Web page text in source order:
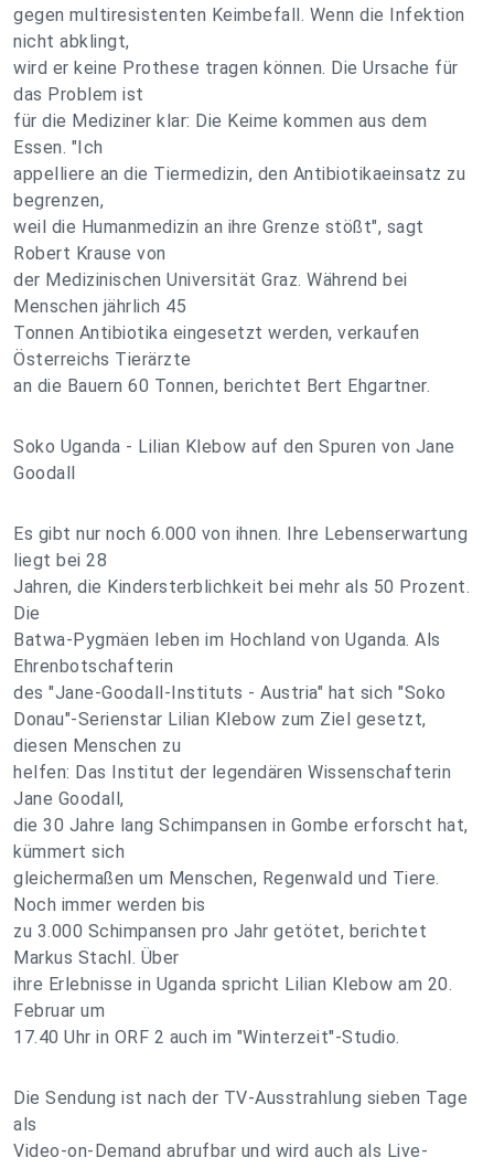
gegen multiresistenten Keimbefall. Wenn die Infektion
nicht abklingt,
wird er keine Prothese tragen können. Die Ursache für
das Problem ist
für die Mediziner klar: Die Keime kommen aus dem
Essen. "Ich
appelliere an die Tiermedizin, den Antibiotikaeinsatz zu
begrenzen,
weil die Humanmedizin an ihre Grenze stößt", sagt
Robert Krause von
der Medizinischen Universität Graz. Während bei
Menschen jährlich 45
Tonnen Antibiotika eingesetzt werden, verkaufen
Österreichs Tierärzte
an die Bauern 60 Tonnen, berichtet Bert Ehgartner.
Soko Uganda - Lilian Klebow auf den Spuren von Jane
Goodall
Es gibt nur noch 6.000 von ihnen. Ihre Lebenserwartung
liegt bei 28
Jahren, die Kindersterblichkeit bei mehr als 50 Prozent.
Die
Batwa-Pygmäen leben im Hochland von Uganda. Als
Ehrenbotschafterin
des "Jane-Goodall-Instituts - Austria" hat sich "Soko
Donau"-Serienstar Lilian Klebow zum Ziel gesetzt,
diesen Menschen zu
helfen: Das Institut der legendären Wissenschafterin
Jane Goodall,
die 30 Jahre lang Schimpansen in Gombe erforscht hat,
kümmert sich
gleichermaßen um Menschen, Regenwald und Tiere.
Noch immer werden bis
zu 3.000 Schimpansen pro Jahr getötet, berichtet
Markus Stachl. Über
ihre Erlebnisse in Uganda spricht Lilian Klebow am 20.
Februar um
17.40 Uhr in ORF 2 auch im "Winterzeit"-Studio.
Die Sendung ist nach der TV-Ausstrahlung sieben Tage
als
Video-on-Demand abrufbar und wird auch als Live-